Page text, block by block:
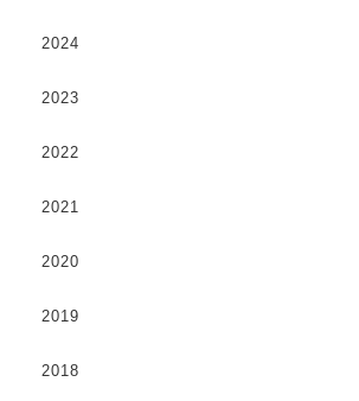
2024
2023
2022
2021
2020
2019
2018